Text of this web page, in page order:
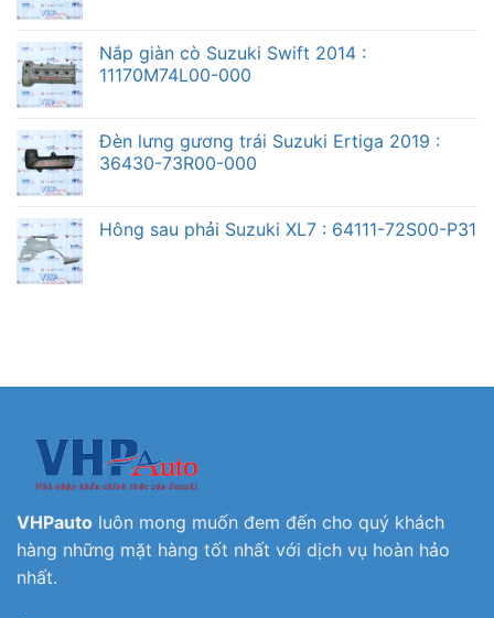
Nắp giàn cò Suzuki Swift 2014 :
11170M74L00-000
Đèn lưng gương trái Suzuki Ertiga 2019 :
36430-73R00-000
Hông sau phải Suzuki XL7 : 64111-72S00-P31
VHPauto luôn mong muốn đem đến cho quý khách
hàng những mặt hàng tốt nhất với dịch vụ hoàn hảo
nhất.